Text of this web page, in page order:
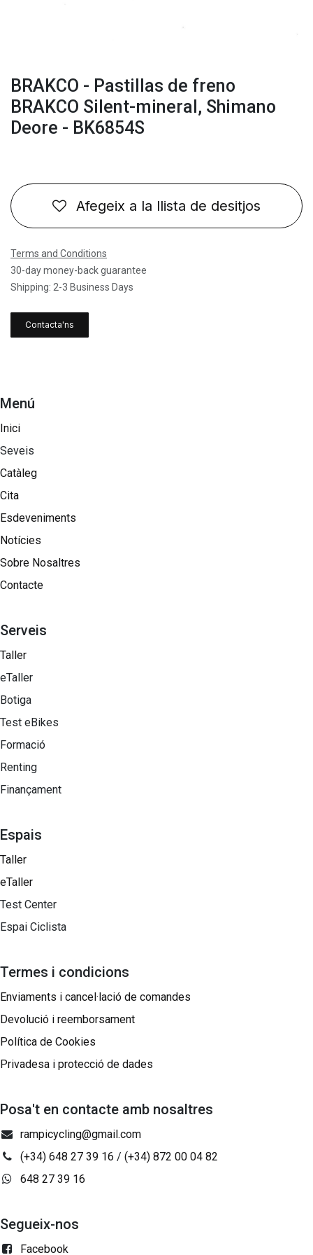
BRAKCO - Pastillas de freno
BRAKCO Silent-mineral, Shimano
Deore - BK6854S
Afegeix a la llista de desitjos
Terms and Conditions
30-day money-back guarantee
Shipping: 2-3 Business Days
Contacta'ns
Menú
Inici
Seveis
Catàleg
Cita
Esdeveniments
Notícies
Sobre Nosaltres​
Contacte
Serveis
Taller
eTaller
Botiga
Test eBikes
Formació
Renting
Finançament
Espais
Taller
eTaller
Test Center
Espai Ciclista
Termes i condicions
Enviaments i cancel·lació de comandes
Devolució i reemborsament
Política de Cookies
Privadesa i protecció de dades
Posa't en contacte amb nosaltres
rampicycling@gmail.com
(+34) 648 27 39 16 / (+34) 872 00 04 82
648 27 39 16
Segueix-nos
Facebook